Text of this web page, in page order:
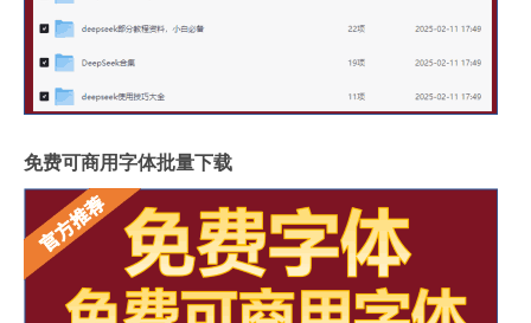
免费可商用字体批量下载